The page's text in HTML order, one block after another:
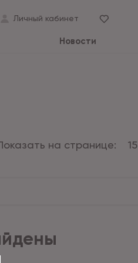
Личный кабинет
Новости
на странице: 15